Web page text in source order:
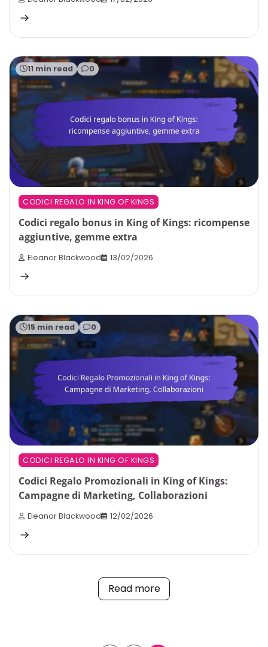
11 min read 0
CODICI REGALO IN KING OF KINGS
Codici regalo bonus in King of Kings: ricompense
aggiuntive, gemme extra
Eleanor Blackwood 13/02/2026
15 min read 0
CODICI REGALO IN KING OF KINGS
Codici Regalo Promozionali in King of Kings:
Campagne di Marketing, Collaborazioni
Eleanor Blackwood 12/02/2026
Read more